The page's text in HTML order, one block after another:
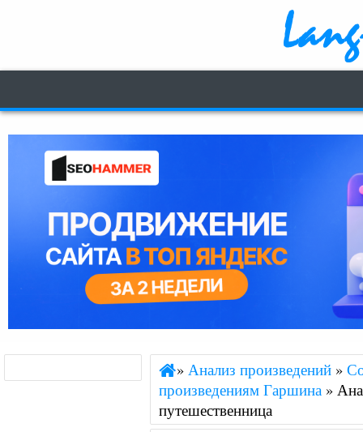
» Анализ произведений »
произведениям Гаршина »
путешественница